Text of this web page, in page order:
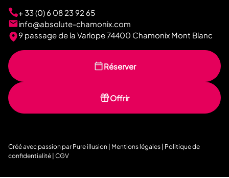
+ 33 (0) 6 08 23 92 65
info@absolute-chamonix.com
9 passage de la Varlope 74400 Chamonix Mont Blanc
Réserver
Offrir
Créé avec passion par Pure illusion Mentions légales Politique de
confidentialité CGV